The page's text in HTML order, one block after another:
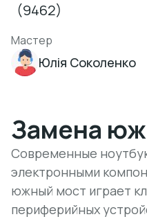
(9462)
Мастер
Юлія Соколенко
Замена
Современные
электронными
южный мост играет
периферийных